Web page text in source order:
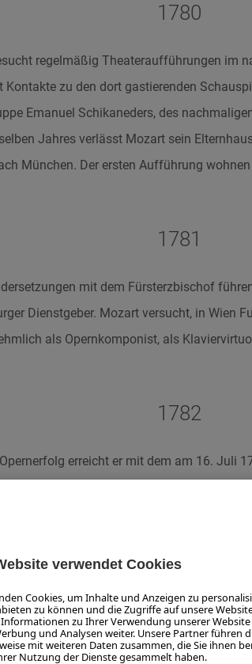
1780
regelmäßig Theateraufführungen im
zu den dort gastierenden
Emanuel Schikaneders, des
Jahres verlässt Mozart sein
München. Der ersten Aufführung
1781
mit dem Fürsterzbischof
Dienstgeber. Mozart versucht, in Wien
als Opernkomponist, als
1782
erreicht er mit dem am 16. Juli
aus dem Serail“ KV 384. Noch im
die Tochter des Theaterfaktotums Franz
beendete Mozart das erste der später
421 (417b), 428 (421b), 458, 464, 465,
an den großen Komponisten bei Artaria